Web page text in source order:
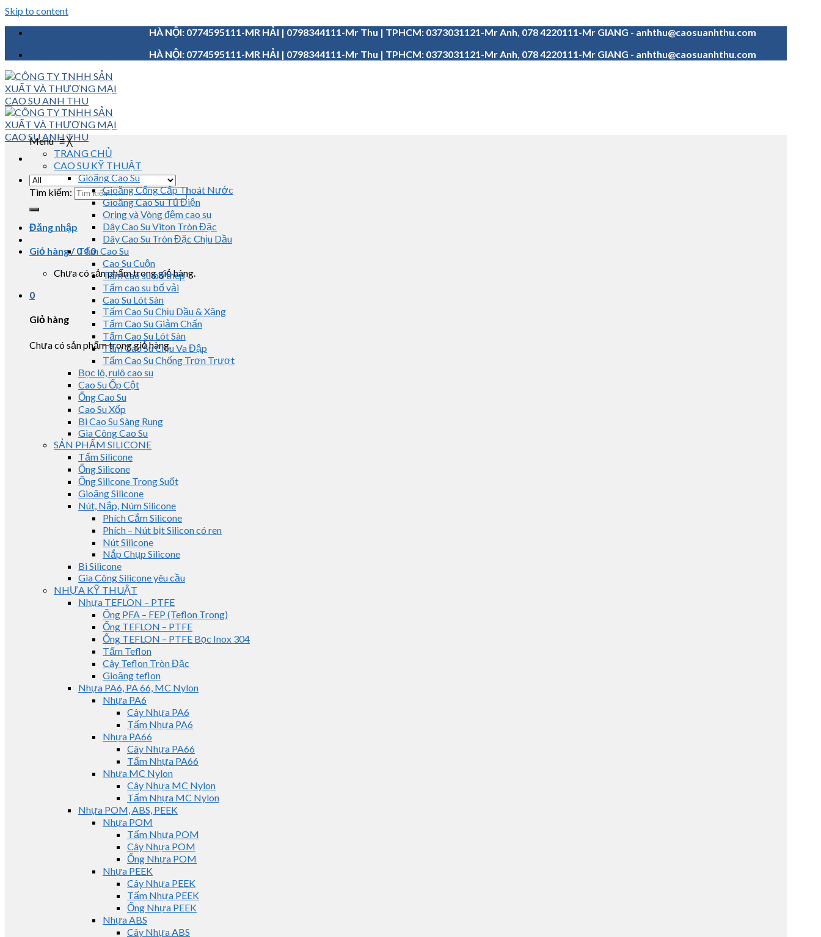
Skip to content
HÀ NỘI: 0774595111-MR HẢI | 0798344111-Mr Thu | TPHCM: 0373031121-Mr Anh, 078 4220111-Mr GIANG - anhthu@caosuanhthu.com
HÀ NỘI: 0774595111-MR HẢI | 0798344111-Mr Thu | TPHCM: 0373031121-Mr Anh, 078 4220111-Mr GIANG - anhthu@caosuanhthu.com
Tìm kiếm:
Đăng nhập
Giỏ hàng /0₫0
Chưa có sản phẩm trong giỏ hàng.
0
Giỏ hàng
Chưa có sản phẩm trong giỏ hàng.
Menu≡╳
TRANG CHỦ
CAO SU KỸ THUẬT
Gioăng Cao Su
Gioăng Cống Cấp Thoát Nước
Gioăng Cao Su Tủ Điện
Oring và Vòng đệm cao su
Dây Cao Su Viton Tròn Đặc
Dây Cao Su Tròn Đặc Chịu Dầu
Tấm Cao Su
Cao Su Cuộn
Tấm cao su bố thép
Tấm cao su bố vải
Cao Su Lót Sàn
Tấm Cao Su Chịu Dầu & Xăng
Tấm Cao Su Giảm Chấn
Tấm Cao Su Lót Sàn
Tấm Cao Su Chịu Va Đập
Tấm Cao Su Chống Trơn Trượt
Bọc lô, rulô cao su
Cao Su Ốp Cột
Ống Cao Su
Cao Su Xốp
Bi Cao Su Sàng Rung
Gia Công Cao Su
SẢN PHẨM SILICONE
Tấm Silicone
Ống Silicone
Ống Silicone Trong Suốt
Gioăng Silicone
Nút, Nắp, Núm Silicone
Phích Cắm Silicone
Phích – Nút bịt Silicon có ren
Nút Silicone
Nắp Chụp Silicone
Bi Silicone
Gia Công Silicone yêu cầu
NHỰA KỸ THUẬT
Nhựa TEFLON – PTFE
Ống PFA – FEP (Teflon Trong)
Ống TEFLON – PTFE
Ống TEFLON – PTFE Bọc Inox 304
Tấm Teflon
Cây Teflon Tròn Đặc
Gioăng teflon
Nhựa PA6, PA 66, MC Nylon
Nhựa PA6
Cây Nhựa PA6
Tấm Nhựa PA6
Nhựa PA66
Cây Nhựa PA66
Tấm Nhựa PA66
Nhựa MC Nylon
Cây Nhựa MC Nylon
Tấm Nhựa MC Nylon
Nhựa POM, ABS, PEEK
Nhựa POM
Tấm Nhựa POM
Cây Nhựa POM
Ống Nhựa POM
Nhựa PEEK
Cây Nhựa PEEK
Tấm Nhựa PEEK
Ống Nhựa PEEK
Nhựa ABS
Cây Nhựa ABS